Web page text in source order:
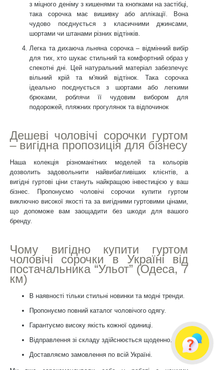
з міцного деніму з кишенями та кнопками на застібці,
така сорочка має вишивку або аплікації. Вона
чудово поєднується з класичними джинсами,
шортами чи штанами різних відтінків.
Легка та дихаюча льняна сорочка – відмінний вибір
для тих, хто шукає стильний та комфортний образ у
спекотні дні. Цей натуральний матеріал забезпечує
вільний крій та м'який відтінок. Така сорочка
ідеально поєднується з шортами або легкими
брюками, роблячи її чудовим вибором для
подорожей, пляжних прогулянок та відпочинок
Дешеві чоловічі сорочки гуртом
– вигідна пропозиція для бізнесу
Наша колекція різноманітних моделей та кольорів
дозволить задовольнити найвибагливіших клієнтів, а
вигідні гуртові ціни стануть найкращою інвестицією у ваш
бізнес. Пропонуємо чоловічі сорочки купити гуртом
виключно високої якості та за вигідними гуртовими цінами,
що допоможе вам заощадити без шкоди для вашого
бренду.
Чому вигідно купити гуртом
чоловічі сорочки в Україні від
постачальника “Ульот” (Одеса, 7
км)
В наявності тільки стильні новинки та модні тренди.
Пропонуємо повний каталог чоловічого одягу.
Гарантуємо високу якість кожної одиниці.
Відправлення зі складу здійснюється щоденно.
Доставляємо замовлення по всій Україні.